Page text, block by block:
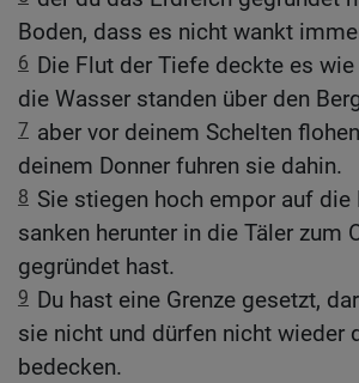
Boden, dass es nicht wankt
6 Die Flut der Tiefe deckte es
die Wasser standen über den
7 aber vor deinem Schelten
deinem Donner fuhren sie dahin.
8 Sie stiegen hoch empor auf die
sanken herunter in die Täler zum
gegründet hast.
9 Du hast eine Grenze gesetzt,
sie nicht und dürfen nicht wieder
bedecken.